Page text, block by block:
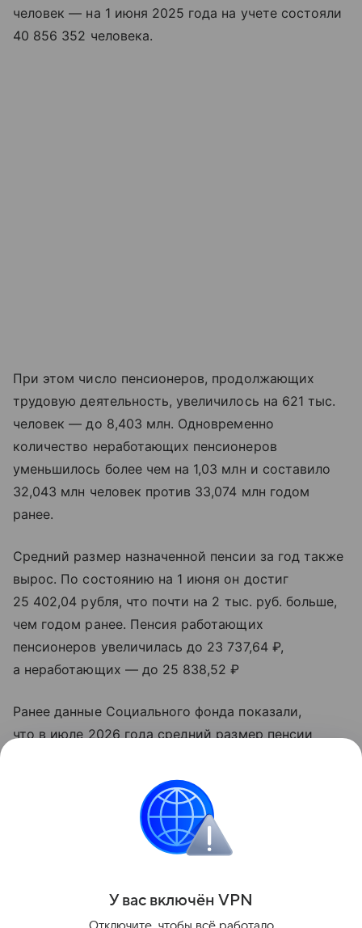
человек — на 1 июня 2025 года на учете состояли
40 856 352 человека.
При этом число пенсионеров, продолжающих
трудовую деятельность, увеличилось на 621 тыс.
человек — до 8,403 млн. Одновременно
количество неработающих пенсионеров
уменьшилось более чем на 1,03 млн и составило
32,043 млн человек против 33,074 млн годом
ранее.
Средний размер назначенной пенсии за год также
вырос. По состоянию на 1 июня он достиг
25 402,04 рубля, что почти на 2 тыс. руб. больше,
чем годом ранее. Пенсия работающих
пенсионеров увеличилась до 23 737,64 ₽,
а неработающих — до 25 838,52 ₽
Ранее данные Социального фонда показали,
что в июле 2026 года средний размер пенсии
в семи регионах России. Самые высокие выплаты
были зафиксированы на Чукотке — 43,9 тыс. руб.
Оставайтесь на связи с РБК в «Максе».
Поделиться
У вас включён VPN